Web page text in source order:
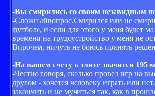
-Вы смирились со своим незавидным
-Сложныйвопрос.Смирился или не
футболе, и если для этого у меня будет
времени на трудоустройство у меня не
Впрочем, ничуть не боюсь принять
-На вашем счету в элите значится 195
-Честно говоря, сколько провел игр на
другом - хочется человеку играть или
закончить и не мучиться так, как в